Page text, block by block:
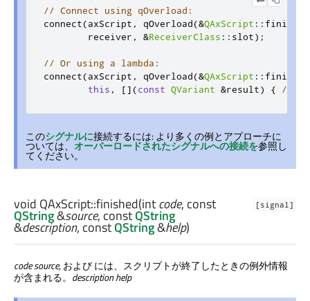
// Connect using qOverload:
connect(axScript , qOverload(&QAxScript :: finished
        receiver
, &ReceiverClass :: slot);
// Or using a lambda:
connect(axScript , qOverload(&QAxScript :: finished
this , [](const QVariant &result) { /*
このシグナルに接続するには: より多くの例とアプローチに
ついては、 オーバーロードされたシグナルへの接続を参照し
てください。
[signal]
void QAxScript::finished(intcode, const
QString&source, constQString
&description, constQString&help)
codesource, および には、スクリプトが終了したときの例外情報
が含まれる。 descriptionhelp